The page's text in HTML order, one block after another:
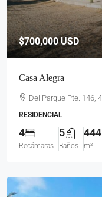
$700,000USD
Casa Alegra
Del Parque Pte. 146,
RESIDENCIAL
4
Recámaras
5
Baños m²